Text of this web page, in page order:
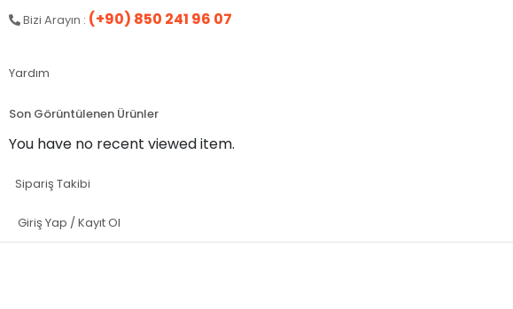
Bizi Arayın : (+90) 850 241 96 07
Yardım
Son Görüntülenen Ürünler
You have no recent viewed item.
Sipariş Takibi
Giriş Yap / Kayıt Ol